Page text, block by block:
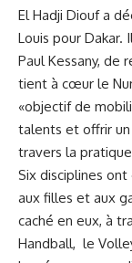
El Hadji Diouf a
Louis pour Dakar.
Paul Kessany, de
tient à cœur le
«objectif de
talents et offrir un
travers la
Six disciplines
aux filles et aux
caché en eux, à
Handball, le